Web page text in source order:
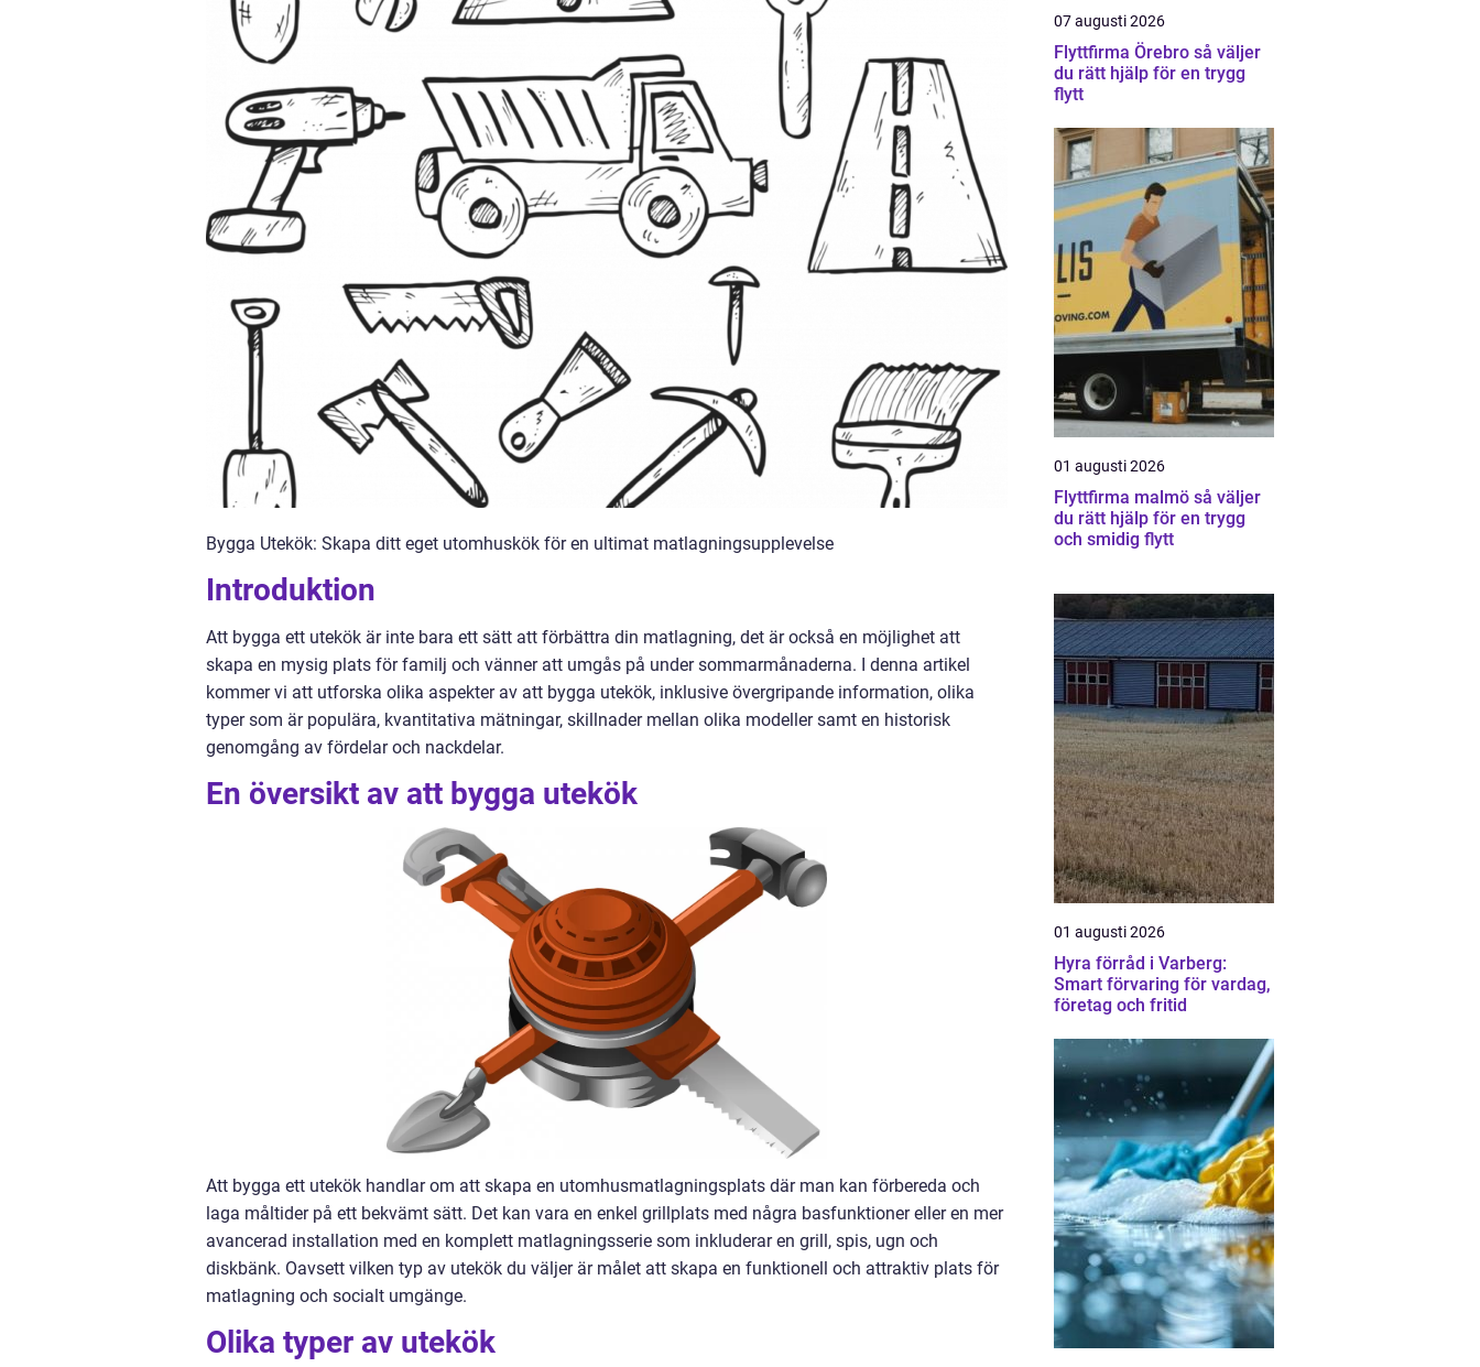
Bygga Utekök: Skapa ditt eget utomhuskök för en ultimat matlagningsupplevelse
Introduktion
Att bygga ett utekök är inte bara ett sätt att förbättra din matlagning, det är också en möjlighet att
skapa en mysig plats för familj och vänner att umgås på under sommarmånaderna. I denna artikel
kommer vi att utforska olika aspekter av att bygga utekök, inklusive övergripande information, olika
typer som är populära, kvantitativa mätningar, skillnader mellan olika modeller samt en historisk
genomgång av fördelar och nackdelar.
En översikt av att bygga utekök
Att bygga ett utekök handlar om att skapa en utomhusmatlagningsplats där man kan förbereda och
laga måltider på ett bekvämt sätt. Det kan vara en enkel grillplats med några basfunktioner eller en mer
avancerad installation med en komplett matlagningsserie som inkluderar en grill, spis, ugn och
diskbänk. Oavsett vilken typ av utekök du väljer är målet att skapa en funktionell och attraktiv plats för
matlagning och socialt umgänge.
Olika typer av utekök
07 augusti 2026
Flyttfirma Örebro så väljer
du rätt hjälp för en trygg
flytt
01 augusti 2026
Flyttfirma malmö så väljer
du rätt hjälp för en trygg
och smidig flytt
01 augusti 2026
Hyra förråd i Varberg:
Smart förvaring för vardag,
företag och fritid